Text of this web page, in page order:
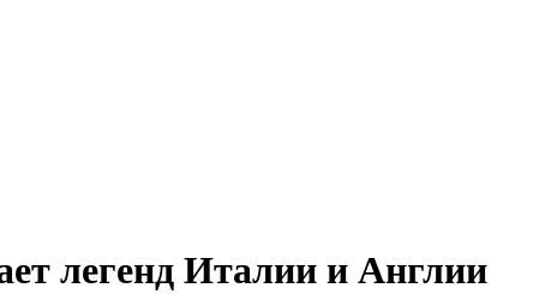
легенд Италии и Англии